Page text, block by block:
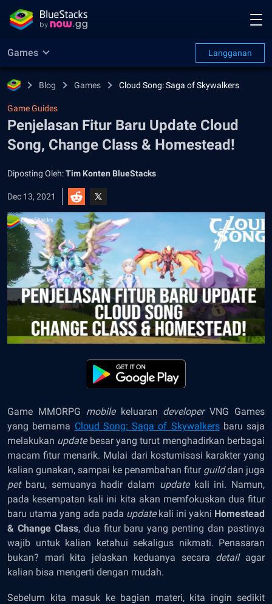
Games Langganan
Blog Games Cloud Song: Saga of Skywalkers
Game Guides
Penjelasan Fitur Baru Update Cloud
Song, Change Class & Homestead!
Diposting Oleh:Tim Konten BlueStacks
Dec 13, 2021
Game MMORPG mobilekeluaran developerVNG Games
yang bernama Cloud Song: Saga of Skywalkersbaru saja
melakukan updatebesar yang turut menghadirkan berbagai
macam fitur menarik. Mulai dari kostumisasi karakter yang
kalian gunakan, sampai ke penambahan fitur guilddan juga
pet baru, semuanya hadir dalam updatekali ini. Namun,
pada kesempatan kali ini kita akan memfokuskan dua fitur
baru utama yang ada pada updatekali ini yakni Homestead
& Change Class, dua fitur baru yang penting dan pastinya
wajib untuk kalian ketahui sekaligus nikmati. Penasaran
bukan? mari kita jelaskan keduanya secara detailagar
kalian bisa mengerti dengan mudah.
Sebelum kita masuk ke bagian materi, kita ingin sedikit